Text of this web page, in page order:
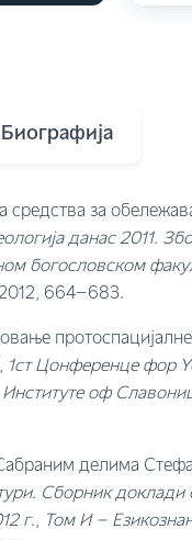
Биографија
за
данас 2011.
богословском
2012, 664–683.
1ст Цонференце фор
оф
делима
Сборник
г., Том И –